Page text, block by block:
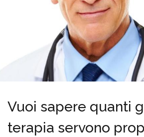
Vuoi sapere quanti
terapia servono